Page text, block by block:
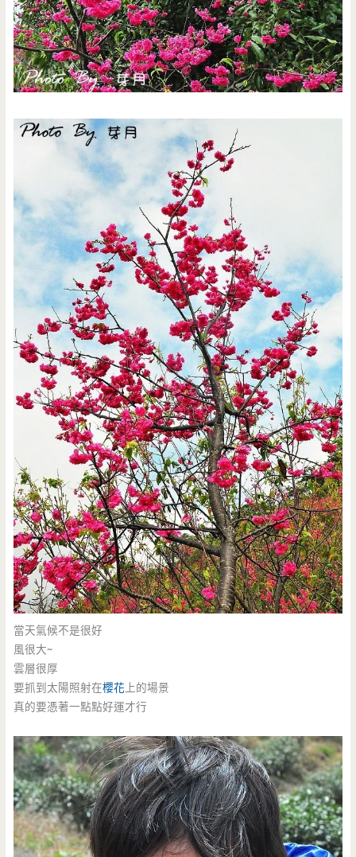
當天氣候不是很好
風很大~
雲層很厚
要抓到太陽照射在櫻花上的場景
真的要憑著一點點好運才行